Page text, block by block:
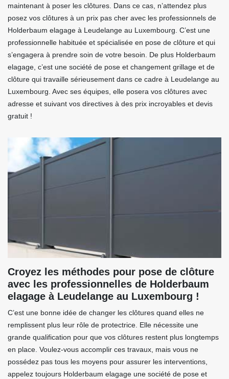
maintenant à poser les clôtures. Dans ce cas, n’attendez plus
posez vos clôtures à un prix pas cher avec les professionnels de
Holderbaum elagage à Leudelange au Luxembourg. C’est une
professionnelle habituée et spécialisée en pose de clôture et qui
s’engagera à prendre soin de votre besoin. De plus Holderbaum
elagage, c’est une société de pose et changement grillage et de
clôture qui travaille sérieusement dans ce cadre à Leudelange au
Luxembourg. Avec ses équipes, elle posera vos clôtures avec
adresse et suivant vos directives à des prix incroyables et devis
gratuit !
Croyez les méthodes pour pose de clôture
avec les professionnelles de Holderbaum
elagage à Leudelange au Luxembourg !
C’est une bonne idée de changer les clôtures quand elles ne
remplissent plus leur rôle de protectrice. Elle nécessite une
grande qualification pour que vos clôtures restent plus longtemps
en place. Voulez-vous accomplir ces travaux, mais vous ne
possédez pas tous les moyens pour assurer les interventions,
appelez toujours Holderbaum elagage une société de pose et